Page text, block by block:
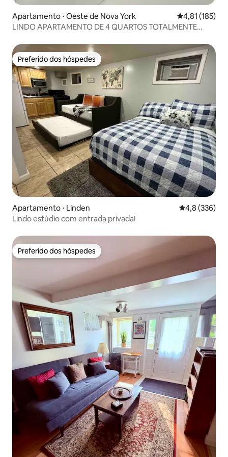
Apartamento ⋅ Oeste de Nova York 4,81 de uma
4,81 (185)
LINDO APARTAMENTO DE 4 QUARTOS TOTALMENTE
Preferido dos hóspedes
Preferido dos hóspedes
Apartamento ⋅ Linden 4,8 de uma
4,8 (336)
Lindo estúdio com entrada privada!
Preferido dos hóspedes
Preferido dos hóspedes